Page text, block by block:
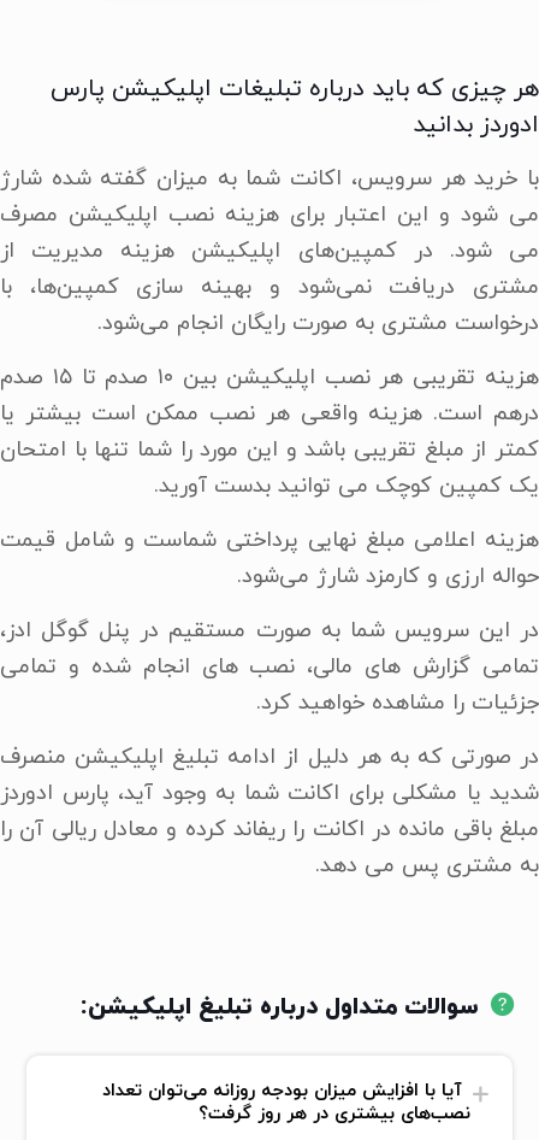
هر چیزی که باید درباره تبلیغات اپلیکیشن پارس
ادوردز بدانید
با خرید هر سرویس، اکانت شما به میزان گفته شده شارژ
می شود و این اعتبار برای هزینه نصب اپلیکیشن مصرف
می شود. در کمپین‌های اپلیکیشن هزینه مدیریت از
مشتری دریافت نمی‌شود و بهینه سازی کمپین‌ها، با
درخواست مشتری به صورت رایگان انجام می‌شود.
هزینه تقریبی هر نصب اپلیکیشن بین ۱۰ صدم تا ۱۵ صدم
درهم است. هزینه واقعی هر نصب ممکن است بیشتر یا
کمتر از مبلغ تقریبی باشد و این مورد را شما تنها با امتحان
یک کمپین کوچک می توانید بدست آورید.
هزینه اعلامی مبلغ نهایی پرداختی شماست و شامل قیمت
حواله ارزی و کارمزد شارژ می‌شود.
در این سرویس شما به صورت مستقیم در پنل گوگل ادز،
تمامی گزارش های مالی، نصب های انجام شده و تمامی
جزئیات را مشاهده خواهید کرد.
در صورتی که به هر دلیل از ادامه تبلیغ اپلیکیشن منصرف
شدید یا مشکلی برای اکانت شما به وجود آید، پارس ادوردز
مبلغ باقی مانده در اکانت را ریفاند کرده و معادل ریالی آن را
به مشتری پس می دهد.
سوالات متداول درباره تبلیغ اپلیکیشن:
آیا با افزایش میزان بودجه روزانه می‌توان تعداد
نصب‌های بیشتری در هر روز گرفت؟